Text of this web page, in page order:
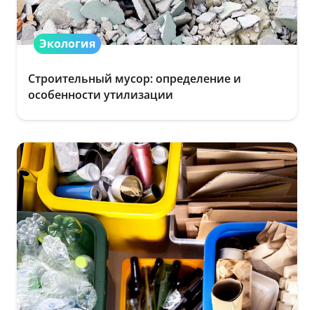
Экология
Строительный мусор: определение и
особенности утилизации